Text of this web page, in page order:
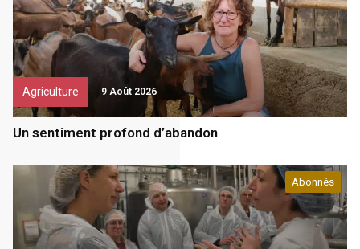
Agriculture 9 Août 2026
Un sentiment profond d’abandon
Abonnés